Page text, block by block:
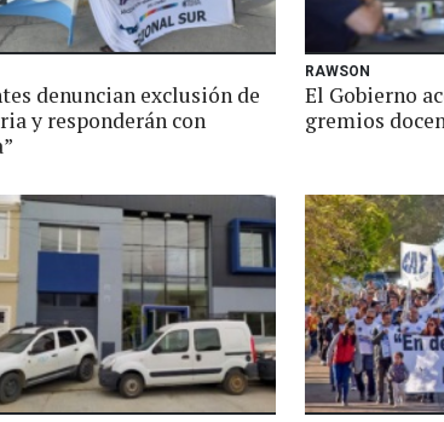
denuncian exclusión de
y responderán con
RAWSON
El Gobierno
gremios